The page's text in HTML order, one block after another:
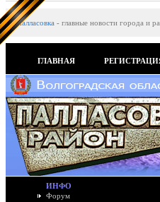
Палласовка - главные новости города и
ГЛАВНАЯ
ИНФО
Форум